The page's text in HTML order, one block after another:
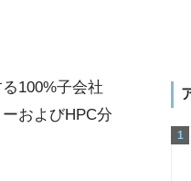
100%子会社
およびHPC分